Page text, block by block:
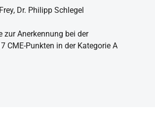
Dr. Philipp Schlegel
zur Anerkennung bei der
CME-Punkten in der Kategorie A